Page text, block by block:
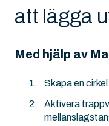
att lägga
Med hjälp av
Skapa en
Aktivera